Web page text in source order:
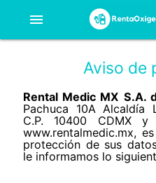
menu
Aviso de
Rental Medic MX S.A.
Pachuca 10A Alcaldía
C.P. 10400 CDMX y
www.rentalmedic.mx,
protección de sus
le informamos lo